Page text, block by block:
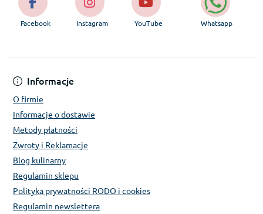
Informacje
O firmie
Informacje o dostawie
Metody płatności
Zwroty i Reklamacje
Blog kulinarny
Regulamin sklepu
Polityka prywatności RODO i cookies
Regulamin newslettera
Facebook Instagram YouTube Whatsapp